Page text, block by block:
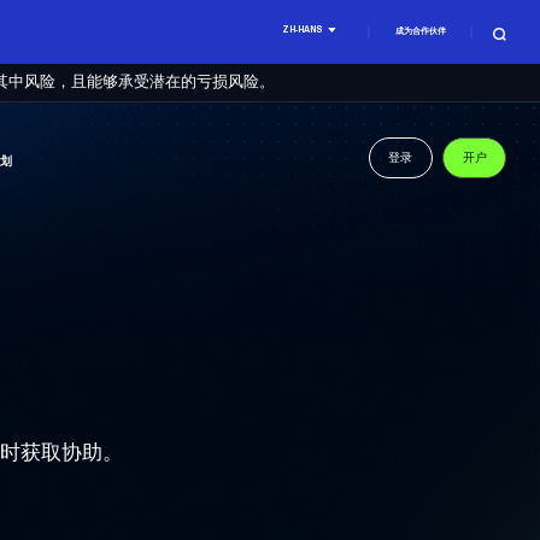
ZH-HANS 成为合作伙伴
风险，且能够承受潜在的亏损风险。
登录 开户
获取协助。